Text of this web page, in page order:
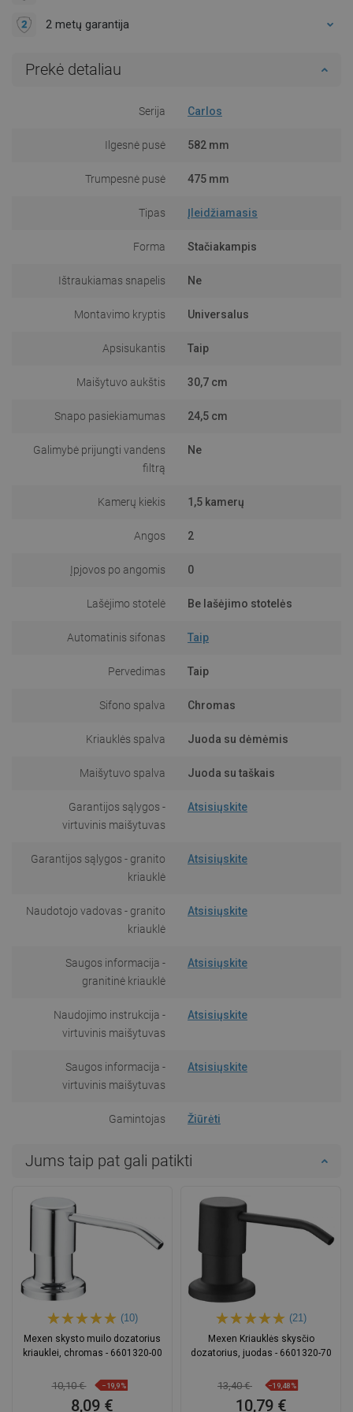
2 metų garantija
Prekė detaliau
Serija Carlos
Ilgesnė pusė 582 mm
Trumpesnė pusė 475 mm
Tipas Įleidžiamasis
Forma Stačiakampis
Ištraukiamas snapelis Ne
Montavimo kryptis Universalus
Apsisukantis Taip
Maišytuvo aukštis 30,7 cm
Snapo pasiekiamumas 24,5 cm
Galimybė prijungti vandens
filtrą
Ne
Kamerų kiekis 1,5 kamerų
Angos 2
Įpjovos po angomis 0
Lašėjimo stotelė Be lašėjimo stotelės
Automatinis sifonas Taip
Pervedimas Taip
Sifono spalva Chromas
Kriauklės spalva Juoda su dėmėmis
Maišytuvo spalva Juoda su taškais
Garantijos sąlygos -
virtuvinis maišytuvas
Atsisiųskite
Garantijos sąlygos - granito
kriauklė
Atsisiųskite
Naudotojo vadovas - granito
kriauklė
Atsisiųskite
Saugos informacija -
granitinė kriauklė
Atsisiųskite
Naudojimo instrukcija -
virtuvinis maišytuvas
Atsisiųskite
Saugos informacija -
virtuvinis maišytuvas
Atsisiųskite
Gamintojas Žiūrėti
Jums taip pat gali patikti
(10)
Mexen skysto muilo dozatorius
kriauklei, chromas - 6601320-00
10,10 € −19,9%
8,09 €
(21)
Mexen Kriauklės skysčio
dozatorius, juodas - 6601320-70
13,40 € −19,48%
10,79 €